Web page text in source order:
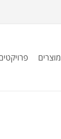
מוצרים